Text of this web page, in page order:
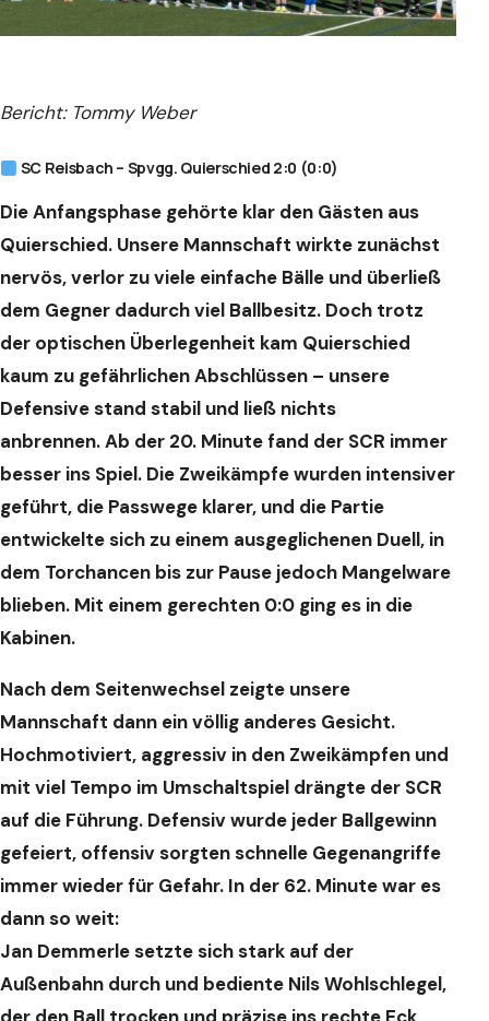
Bericht: Tommy Weber
SC Reisbach – Spvgg. Quierschied 2:0 (0:0)
Die Anfangsphase gehörte klar den Gästen aus
Quierschied. Unsere Mannschaft wirkte zunächst
nervös, verlor zu viele einfache Bälle und überließ
dem Gegner dadurch viel Ballbesitz. Doch trotz
der optischen Überlegenheit kam Quierschied
kaum zu gefährlichen Abschlüssen – unsere
Defensive stand stabil und ließ nichts
anbrennen.Ab der 20. Minute fand der SCR immer
besser ins Spiel. Die Zweikämpfe wurden intensiver
geführt, die Passwege klarer, und die Partie
entwickelte sich zu einem ausgeglichenen Duell, in
dem Torchancen bis zur Pause jedoch Mangelware
blieben. Mit einem gerechten 0:0 ging es in die
Kabinen.
Nach dem Seitenwechsel zeigte unsere
Mannschaft dann ein völlig anderes Gesicht.
Hochmotiviert, aggressiv in den Zweikämpfen und
mit viel Tempo im Umschaltspiel drängte der SCR
auf die Führung. Defensiv wurde jeder Ballgewinn
gefeiert, offensiv sorgten schnelle Gegenangriffe
immer wieder für Gefahr. In der 62. Minute war es
dann so weit:
Jan Demmerle setzte sich stark auf der
Außenbahn durch und bediente Nils Wohlschlegel,